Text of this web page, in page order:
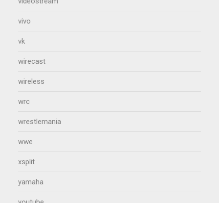
vivo
vk
wirecast
wireless
wrc
wrestlemania
wwe
xsplit
yamaha